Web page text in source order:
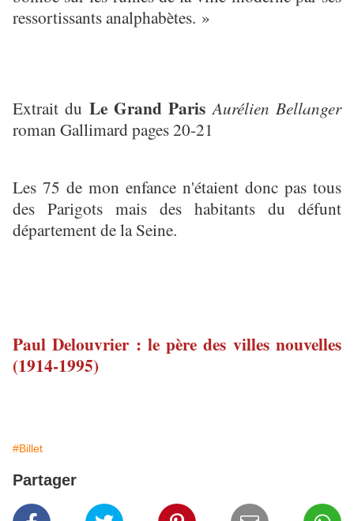
ressortissants analphabètes. »
Extrait du Le Grand Paris Aurélien Bellanger
roman Gallimard pages 20-21
Les 75 de mon enfance n'étaient donc pas tous
des Parigots mais des habitants du défunt
département de la Seine.
Paul Delouvrier : le père des villes nouvelles
(1914-1995)
#Billet
Partager